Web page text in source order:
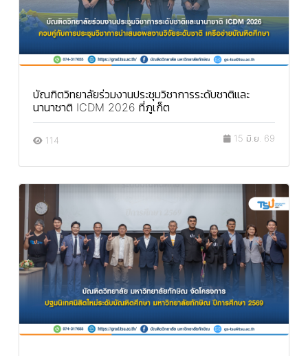
บัณฑิตวิทยาลัยร่วมงานประชุมวิชาการระดับชาติและ
นานาชาติ ICDM 2026 ที่ภูเก็ต
114 15 มิ.ย. 69